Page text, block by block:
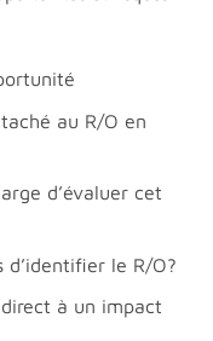
au R/O en
d’évaluer cet
le R/O?
à un impact